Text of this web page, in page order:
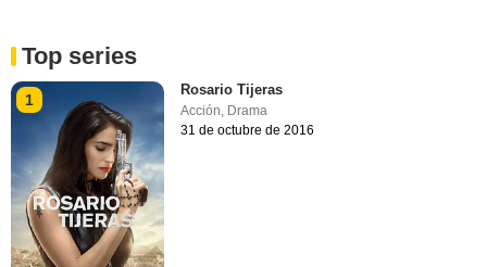
Top series
1
Rosario Tijeras
Acción Drama
31 de octubre de 2016